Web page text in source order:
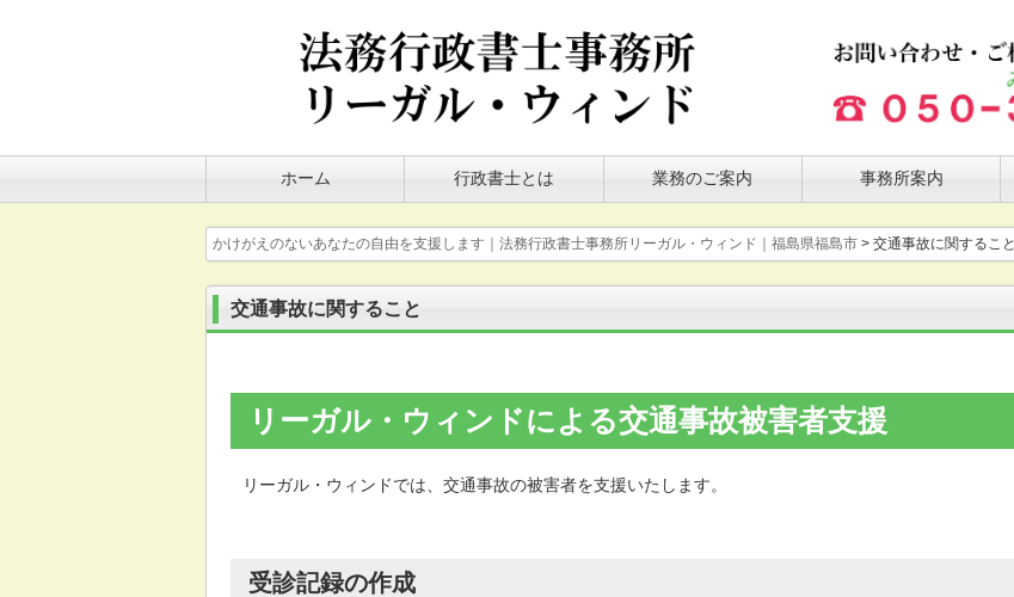
ホーム 行政書士とは 業務のご案内 事務所案内
かけがえのないあなたの自由を支援します｜法務行政書士事務所リーガル・ウィンド｜福島県福島市 > 交通事故に関すること
交通事故に関すること
リーガル・ウィンドによる交通事故被害者支援
リーガル・ウィンドでは、交通事故の被害者を支援いたします。
受診記録の作成